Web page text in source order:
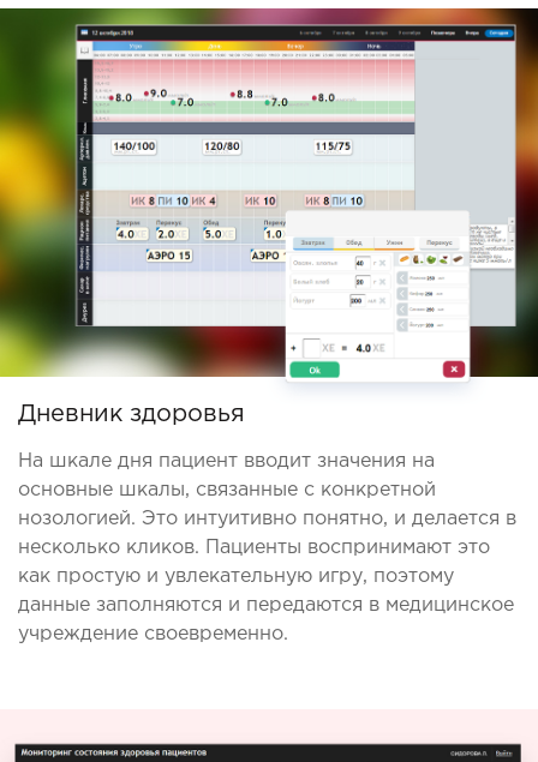
Дневник здоровья
На шкале дня пациент вводит значения на
основные шкалы, связанные с конкретной
нозологией. Это интуитивно понятно, и делается в
несколько кликов. Пациенты воспринимают это
как простую и увлекательную игру, поэтому
данные заполняются и передаются в медицинское
учреждение своевременно.